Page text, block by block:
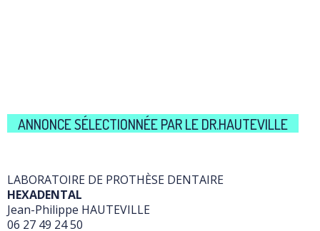
ANNONCE SÉLECTIONNÉE PAR LE DR.HAUTEVILLE
LABORATOIRE DE PROTHÈSE DENTAIRE
HEXADENTAL
Jean-Philippe HAUTEVILLE
06 27 49 24 50